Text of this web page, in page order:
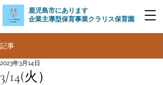
​鹿児島市にあります
企業主導型保育事業クラリス保育園
記事
3/14(火）
2023年3月14日